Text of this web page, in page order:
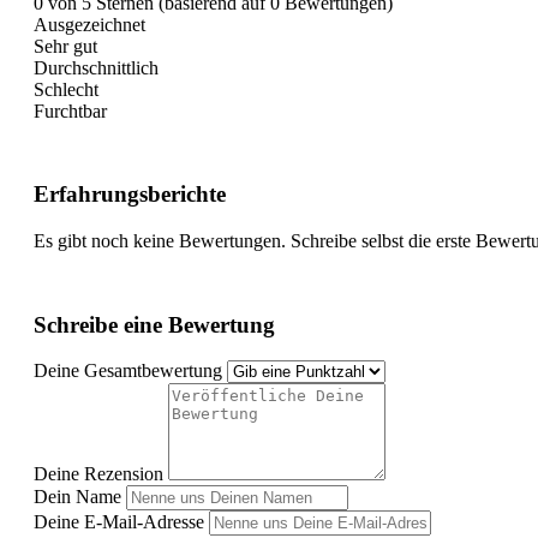
Ausgezeichnet
Sehr gut
Durchschnittlich
Schlecht
Furchtbar
Erfahrungsberichte
Es gibt noch keine Bewertungen. Schreibe selbst die erste
Schreibe eine Bewertung
Deine Gesamtbewertung
Deine Rezension
Dein Name
Deine E-Mail-Adresse